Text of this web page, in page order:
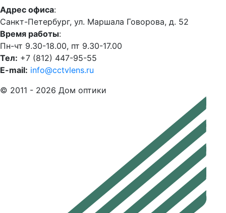
Адрес офиса:
Санкт-Петербург, ул. Маршала Говорова, д. 52
Время работы:
Пн-чт 9.30-18.00, пт 9.30-17.00
Тел: +7 (812) 447-95-55
E-mail: info@cctvlens.ru
© 2011 - 2026 Дом оптики